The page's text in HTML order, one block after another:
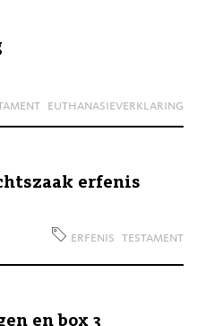
euthanasieverklaring
erfenis
erfenis testament
en box 3